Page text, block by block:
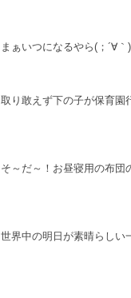
まぁいつになるやら(；´∀｀)
取り敢えず下の子が保育園
そ～だ～！お昼寝用の布
世界中の明日が素晴らしい